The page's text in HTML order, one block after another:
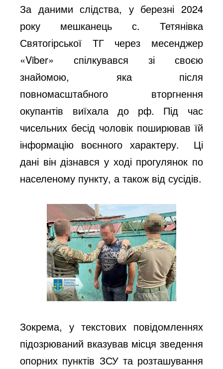
За даними слідства, у березні 2024
року мешканець с. Тетянівка
Святогірської ТГ через месенджер
«Viber» спілкувався зі своєю
знайомою, яка після
повномасштабного вторгнення
окупантів виїхала до рф. Під час
чисельних бесід чоловік поширював їй
інформацію воєнного характеру. Ці
дані він дізнався у ході прогулянок по
населеному пункту, а також від сусідів.
Зокрема, у текстових повідомленнях
підозрюваний вказував місця зведення
опорних пунктів ЗСУ та розташування